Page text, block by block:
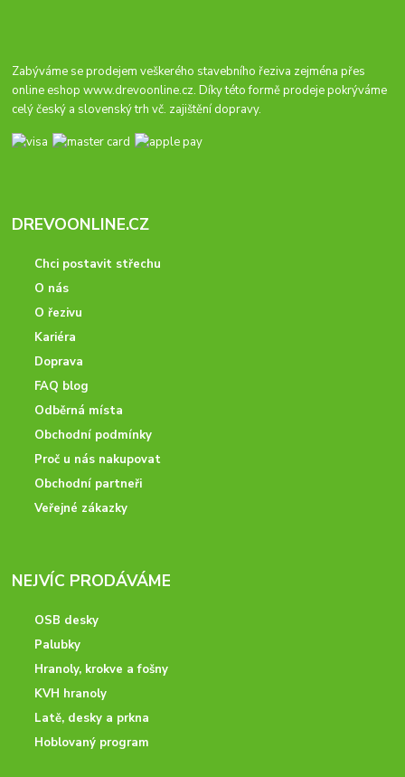
Zabýváme se prodejem veškerého stavebního řeziva zejména přes
online eshopwww.drevoonline.cz. Díky této formě prodeje pokrýváme
celý český a slovenský trh vč. zajištění dopravy.
DREVOONLINE.CZ
Chci postavit střechu
O nás
O řezivu
Kariéra
Doprava
FAQ blog
Odběrná místa
Obchodní podmínky
Proč u nás nakupovat
Obchodní partneři
Veřejné zákazky
NEJVÍC PRODÁVÁME
OSB desky
Palubky
Hranoly, krokve a fošny
KVH hranoly
Latě, desky a prkna
Hoblovaný program